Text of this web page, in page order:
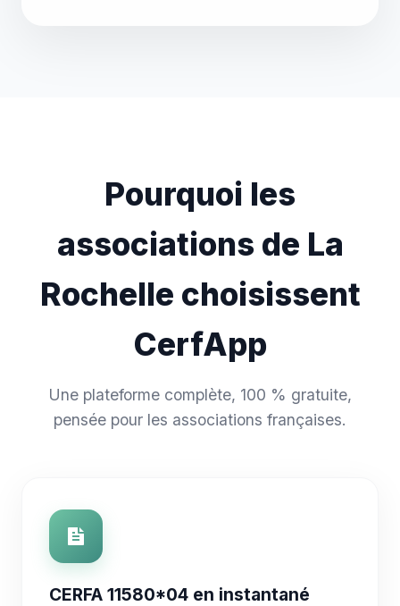
Pourquoi les
associations de La
Rochelle choisissent
CerfApp
Une plateforme complète, 100 % gratuite,
pensée pour les associations françaises.
CERFA 11580*04 en instantané